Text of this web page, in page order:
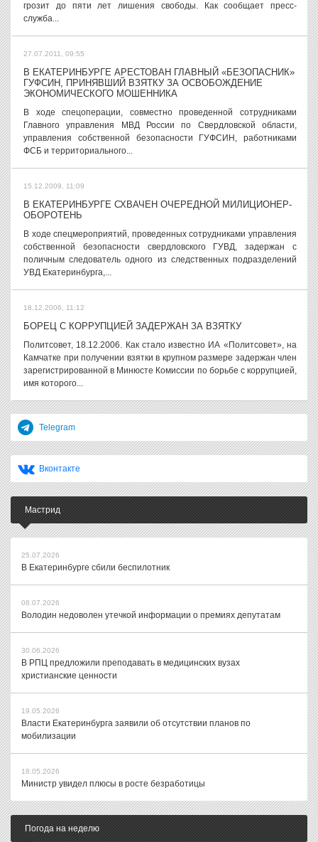
грозит до пяти лет лишения свободы. Как сообщает пресс-
служба...
27.07.2011, 09:55
В ЕКАТЕРИНБУРГЕ АРЕСТОВАН ГЛАВНЫЙ «БЕЗОПАСНИК»
ГУФСИН, ПРИНЯВШИЙ ВЗЯТКУ ЗА ОСВОБОЖДЕНИЕ
ЭКОНОМИЧЕСКОГО МОШЕННИКА
В ходе спецоперации, совместно проведенной сотрудниками
Главного управления МВД России по Свердловской области,
управления собственной безопасности ГУФСИН, работниками
ФСБ и территориального...
15.12.2009, 11:09
В ЕКАТЕРИНБУРГЕ СХВАЧЕН ОЧЕРЕДНОЙ МИЛИЦИОНЕР-
ОБОРОТЕНЬ
В ходе спецмероприятий, проведенных сотрудниками управления
собственной безопасности свердловского ГУВД, задержан с
поличным следователь одного из следственных подразделений
УВД Екатеринбурга,...
18.12.2006, 11:12
БОРЕЦ С КОРРУПЦИЕЙ ЗАДЕРЖАН ЗА ВЗЯТКУ
Политсовет, 18.12.2006. Как стало известно ИА «Политсовет», на
Камчатке при получении взятки в крупном размере задержан член
зарегистрированной в Минюсте Комиссии по борьбе с коррупцией,
имя которого...
Telegram
Вконтакте
Мастрид
25.07.2026
В Екатеринбурге сбили беспилотник
08.07.2026
Володин недоволен утечкой информации о премиях депутатам
30.06.2026
В РПЦ предложили преподавать в медицинских вузах
христианские ценности
19.05.2026
Власти Екатеринбурга заявили об отсутствии планов по
мобилизации
18.05.2026
Министр увидел плюсы в росте безработицы
Погода на неделю